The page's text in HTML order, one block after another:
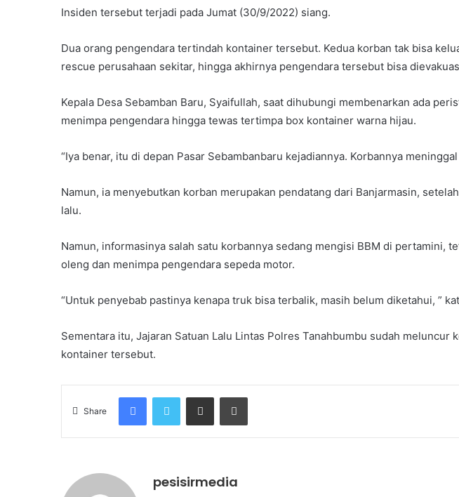
Insiden tersebut terjadi pada Jumat (30/9/2022) siang.
Dua orang pengendara tertindah kontainer tersebut. Kedua korban tak bisa
rescue perusahaan sekitar, hingga akhirnya pengendara tersebut bisa
Kepala Desa Sebamban Baru, Syaifullah, saat dihubungi membenarkan ada
menimpa pengendara hingga tewas tertimpa box kontainer warna hijau.
“Iya benar, itu di depan Pasar Sebambanbaru kejadiannya. Korbannya
Namun, ia menyebutkan korban merupakan pendatang dari Banjarmasin,
lalu.
Namun, informasinya salah satu korbannya sedang mengisi BBM di pertamini,
oleng dan menimpa pengendara sepeda motor.
“Untuk penyebab pastinya kenapa truk bisa terbalik, masih belum diketahui, ”
Sementara itu, Jajaran Satuan Lalu Lintas Polres Tanahbumbu sudah meluncur
kontainer tersebut.
Share
FacebookTwitter Share via Email Print
pesisirmedia